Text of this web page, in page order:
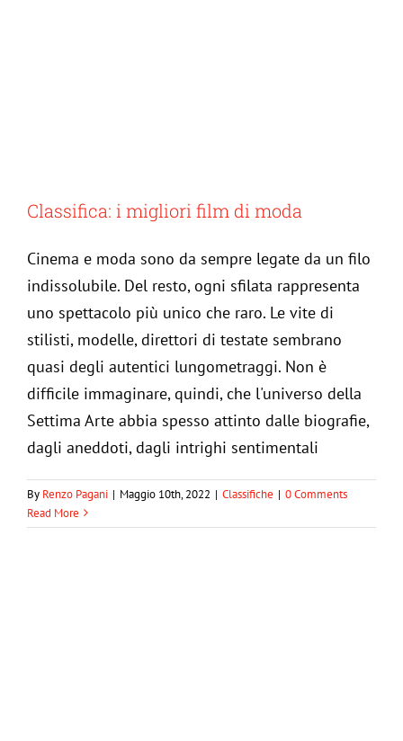
Classifica: i migliori film di moda
Cinema e moda sono da sempre legate da un filo
indissolubile. Del resto, ogni sfilata rappresenta
uno spettacolo più unico che raro. Le vite di
stilisti, modelle, direttori di testate sembrano
quasi degli autentici lungometraggi. Non è
difficile immaginare, quindi, che l'universo della
Settima Arte abbia spesso attinto dalle biografie,
dagli aneddoti, dagli intrighi sentimentali
By Renzo Pagani | Maggio 10th, 2022 | Classifiche | 0 Comments
Read More
Classifica: le modelle più pagate di
sempre